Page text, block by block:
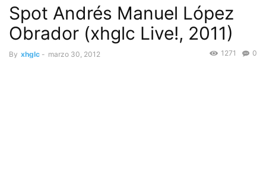
Spot Andrés Manuel López
Obrador (xhglc Live!, 2011)
By xhglc - marzo 30, 2012 0
1271